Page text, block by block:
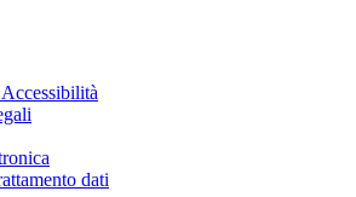
Accessibilità
dati